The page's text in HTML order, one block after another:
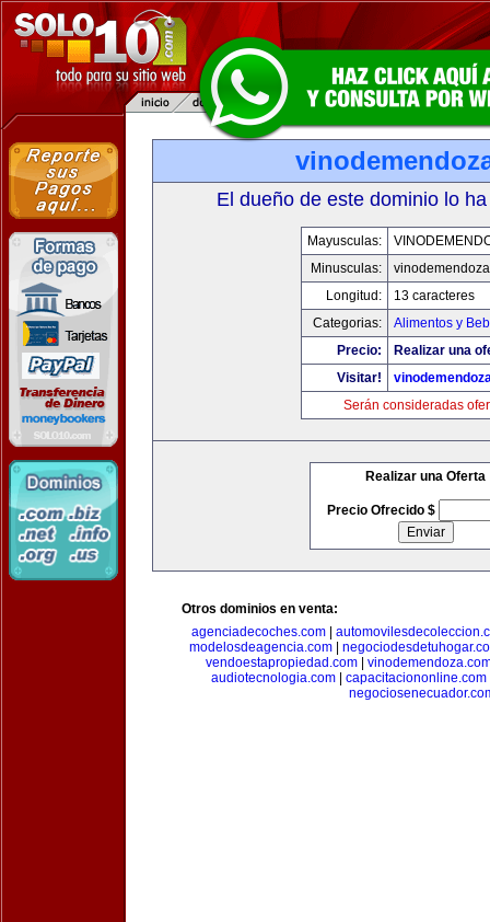
El dueño de este dominio lo
Mayusculas:
Minusculas:
Longitud:
13 caracteres
Categorias:
Alimentos y
Precio:
Realizar una
Visitar!
Serán consideradas
Realizar una Oferta
Precio Ofrecido $
Otros dominios en venta:
agenciadecoches.com
modelosdeagencia.com
vendoestapropiedad.com|
audiotecnologia.com
capacitaciononline.com